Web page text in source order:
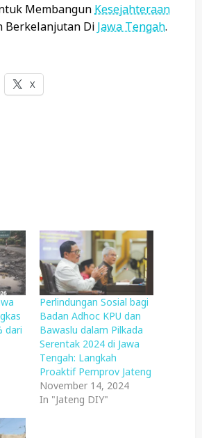
Membangun Kesejahteraan
Berkelanjutan Di Jawa Tengah.
X
dari
Perlindungan Sosial bagi
Badan Adhoc KPU dan
Bawaslu dalam Pilkada
Serentak 2024 di Jawa
Tengah: Langkah
Proaktif Pemprov Jateng
November 14, 2024
In "Jateng DIY"